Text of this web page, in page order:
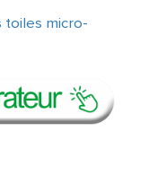
toiles micro-